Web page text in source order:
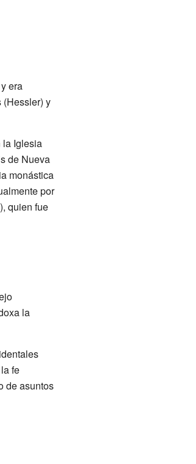
era
y
la Iglesia
de Nueva
monástica
por
quien fue
la
fe
de asuntos